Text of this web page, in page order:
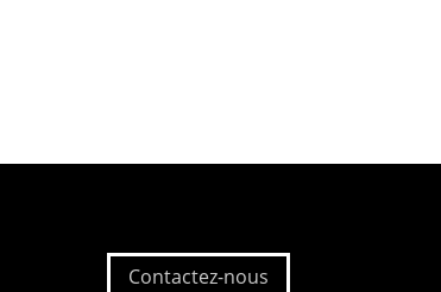
Contactez-nous